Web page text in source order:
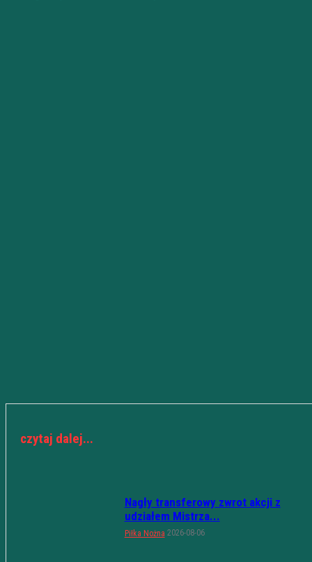
czytaj dalej...
Nagły transferowy zwrot akcji z
udziałem Mistrza...
Piłka Nożna 2026-08-06